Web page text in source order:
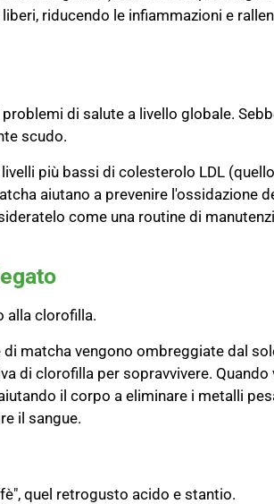
riducendo le infiammazioni e
di salute a livello globale.
scudo.
più bassi di colesterolo LDL
aiutano a prevenire l'ossidazione
come una routine di
alla clorofilla.
matcha vengono ombreggiate dal
di clorofilla per sopravvivere. Quando
il corpo a eliminare i metalli
il sangue.
quel retrogusto acido e stantio.